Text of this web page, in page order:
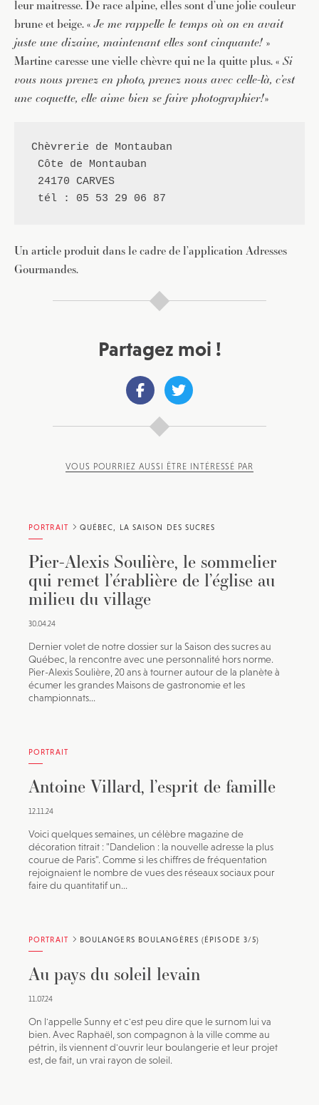
leur maitresse. De race alpine, elles sont d’une jolie couleur
brune et beige. «Je me rappelle le temps où on en avait
juste une dizaine, maintenant elles sont cinquante! »
Martine caresse une vielle chèvre qui ne la quitte plus. « Si
vous nous prenez en photo, prenez nous avec celle-là, c’est
une coquette, elle aime bien se faire photographier!»
Chèvrerie de Montauban
Côte de Montauban
24170 CARVES
tél : 05 53 29 06 87
Un article produit dans le cadre de l’application Adresses
Gourmandes.
Partagez moi !
VOUS POURRIEZ AUSSI ÊTRE INTÉRESSÉ PAR
PORTRAIT QUÉBEC, LA SAISON DES SUCRES
Pier-Alexis Soulière, le sommelier
qui remet l’érablière de l’église au
milieu du village
30.04.24
Dernier volet de notre dossier sur la Saison des sucres au
Québec, la rencontre avec une personnalité hors norme.
Pier-Alexis Soulière, 20 ans à tourner autour de la planète à
écumer les grandes Maisons de gastronomie et les
championnats...
PORTRAIT
Antoine Villard, l’esprit de famille
12.11.24
Voici quelques semaines, un célèbre magazine de
décoration titrait : "Dandelion : la nouvelle adresse la plus
courue de Paris". Comme si les chiffres de fréquentation
rejoignaient le nombre de vues des réseaux sociaux pour
faire du quantitatif un...
PORTRAIT BOULANGERS BOULANGÈRES (ÉPISODE 3/5)
Au pays du soleil levain
11.07.24
On l'appelle Sunny et c'est peu dire que le surnom lui va
bien. Avec Raphaël, son compagnon à la ville comme au
pétrin, ils viennent d'ouvrir leur boulangerie et leur projet
est, de fait, un vrai rayon de soleil.
d’info avec une sélection d’articles …